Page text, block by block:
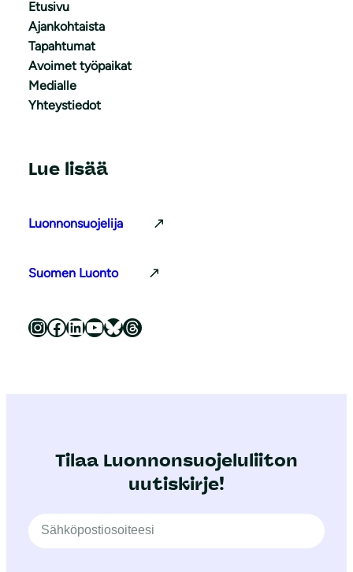
Etusivu
Ajankohtaista
Tapahtumat
Avoimet työpaikat
Medialle
Yhteystiedot
Lue lisää
Luonnonsuojelija
Suomen Luonto
Luonnonsuojeluliitto Instagramissa Luonnonsuojeluliitto Facebookissa Luonnonsuojeluliitto LinkedInissä Luonnonsuojeluliiton YouTube-kanava Luonnonsuojeluliitto Blueskyssa Luonnonsuojeluliitto Threadsissa
Tilaa Luonnonsuojeluliiton
uutiskirje!